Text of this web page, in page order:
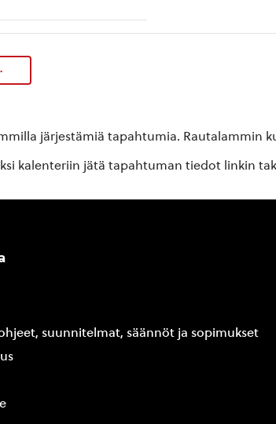
järjestämiä tapahtumia. Rautalammin
kalenteriin jätä tapahtuman tiedot linkin
suunnitelmat, säännöt ja sopimukset